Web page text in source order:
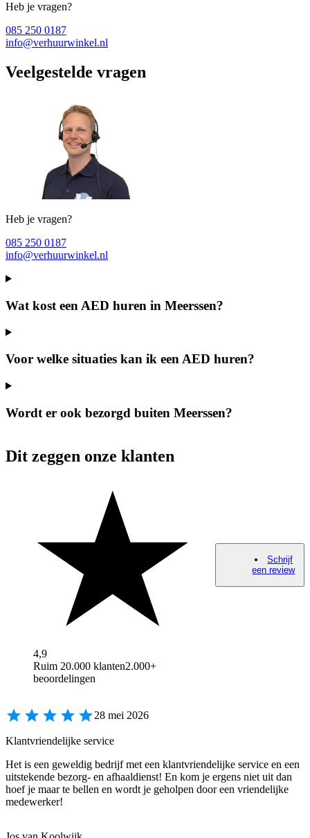
Heb je vragen?
085 250 0187
info@verhuurwinkel.nl
Veelgestelde vragen
Heb je vragen?
085 250 0187
info@verhuurwinkel.nl
Wat kost een AED huren in Meerssen?
Voor welke situaties kan ik een AED huren?
Wordt er ook bezorgd buiten Meerssen?
Dit zeggen onze klanten
4,9
Ruim 20.000 klanten2.000+
beoordelingen
Schrijf
een review
28 mei 2026
Klantvriendelijke service
Het is een geweldig bedrijf met een klantvriendelijke service en een
uitstekende bezorg- en afhaaldienst! En kom je ergens niet uit dan
hoef je maar te bellen en wordt je geholpen door een vriendelijke
medewerker!